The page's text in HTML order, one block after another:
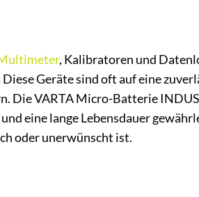
, Kalibratoren und
Geräte sind oft auf eine
Die VARTA Micro-Batterie
eine lange Lebensdauer
oder unerwünscht ist.